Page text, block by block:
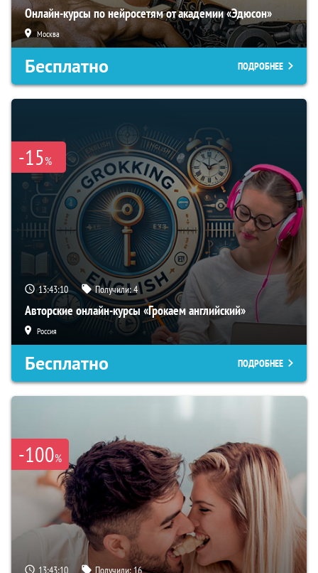
Онлайн-курсы по нейросетям от академии «Эдюсон»
Москва
Бесплатно ПОДРОБНЕЕ
-15%
13:43:09 Получили:4
Авторские онлайн-курсы «Грокаем английский»
Россия
Бесплатно ПОДРОБНЕЕ
-100%
13:43:09 Получили:16